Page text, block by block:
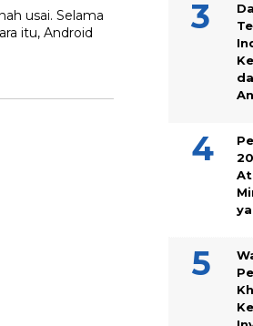
usai. Selama
itu, Android